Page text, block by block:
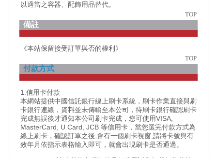
以適當之容器、配飾用品替代。
TOP
備註
《本站保留接受訂單與否的權利》
TOP
付款方式
1.信用卡付款
本網站提供中國信託銀行線上刷卡系統，刷卡作業直接與刷
卡銀行連線，資料並未傳輸至本公司，待刷卡銀行確認刷卡
完成無誤後才通知本公司刷卡完成，您可使用VISA,
MasterCard, U Card, JCB 等信用卡，當您選完付款方式為
線上刷卡，確認訂單之後,會有一個刷卡視窗,請將卡號與有
效年月依指示表格輸入即可，就會出現刷卡是否通過。